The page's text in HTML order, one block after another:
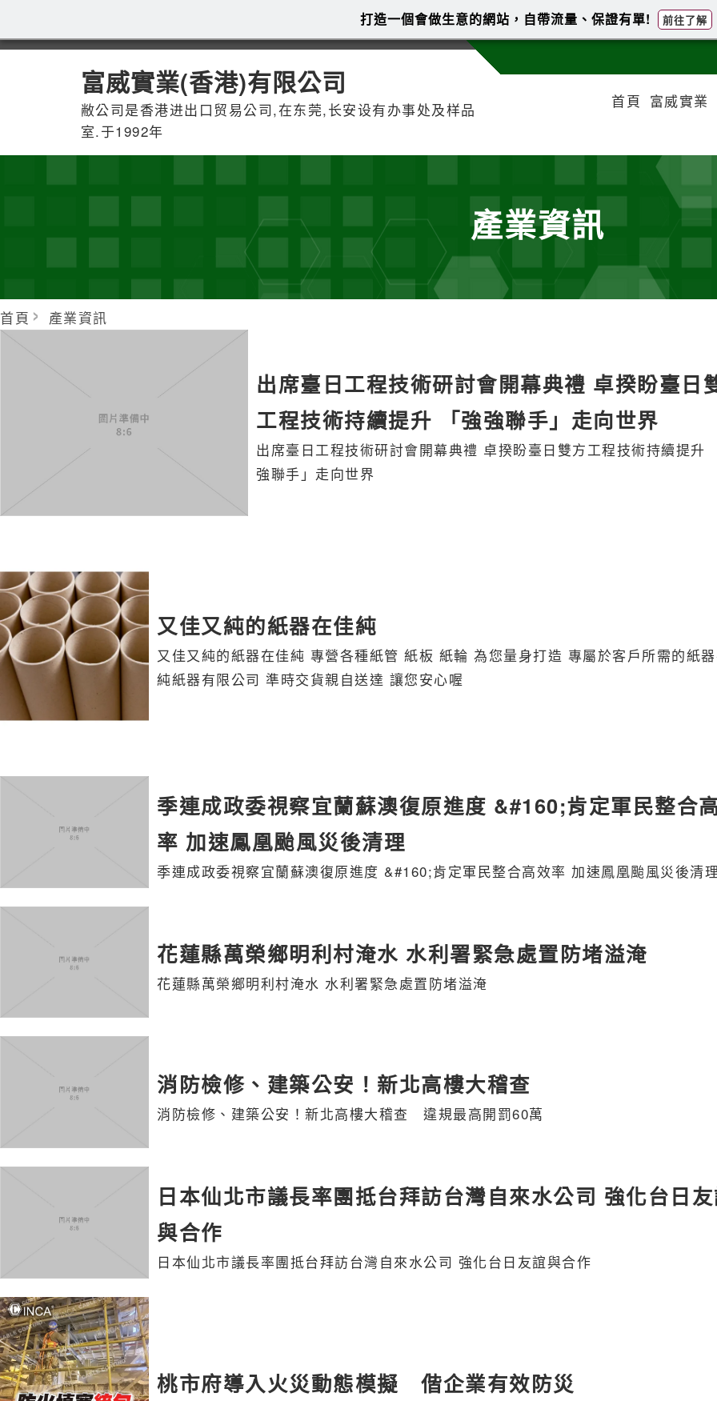
富威實業(香港)有限公司
敝公司是香港进出口贸易公司,在东莞,长安设有办事处及样品
室.于1992年
首頁 富威實業
產業資訊
首頁 產業資訊
出席臺日工程技術研討會開幕典禮 卓揆盼臺日
工程技術持續提升 「強強聯手」走向世界
出席臺日工程技術研討會開幕典禮 卓揆盼臺日雙方工程技術持續提升
強聯手」走向世界
又佳又純的紙器在佳純
又佳又純的紙器在佳純 專營各種紙管 紙板 紙輪 為您量身打造 專屬於客戶所需的紙
純紙器有限公司 準時交貨親自送達 讓您安心喔
季連成政委視察宜蘭蘇澳復原進度 &#160;肯定軍民整合
率 加速鳳凰颱風災後清理
季連成政委視察宜蘭蘇澳復原進度 &#160;肯定軍民整合高效率 加速鳳凰颱風災後清
花蓮縣萬榮鄉明利村淹水 水利署緊急處置防堵溢淹
花蓮縣萬榮鄉明利村淹水 水利署緊急處置防堵溢淹
消防檢修、建築公安！新北高樓大稽查
消防檢修、建築公安！新北高樓大稽查 違規最高開罰60萬
日本仙北市議長率團抵台拜訪台灣自來水公司 強化台日
與合作
日本仙北市議長率團抵台拜訪台灣自來水公司 強化台日友誼與合作
桃市府導入火災動態模擬 偕企業有效防災
打造一個會做生意的網站，自帶流量、保證有單! 前往了解